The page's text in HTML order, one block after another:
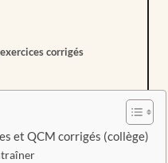
corrigés
et QCM corrigés (collège)